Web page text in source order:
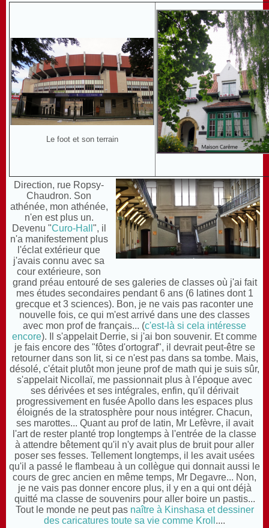
Le foot et son terrain
Direction, rue Ropsy-
Chaudron. Son
athénée, mon athénée,
n'en est plus un.
Devenu "Curo-Hall ", il
n'a manifestement plus
l'éclat extérieur que
j'avais connu avec sa
cour extérieure, son
grand préau entouré de ses galeries de classes où j'ai fait
mes études secondaires pendant 6 ans (6 latines dont 1
grecque et 3 sciences). Bon, je ne vais pas raconter une
nouvelle fois, ce qui m'est arrivé dans une des classes
avec mon prof de français... (c'est-là si cela intéresse
encore). Il s'appelait Derrie, si j'ai bon souvenir. Et comme
je fais encore des "fôtes d'ortograf", il devrait peut-être se
retourner dans son lit, si ce n'est pas dans sa tombe. Mais,
désolé, c'était plutôt mon jeune prof de math qui je suis sûr,
s'appelait Nicollaï, me passionnait plus à l'époque avec
ses dérivées et ses intégrales, enfin, qu'il dérivait
progressivement en fusée Apollo dans les espaces plus
éloignés de la stratosphère pour nous intégrer. Chacun,
ses marottes... Quant au prof de latin, Mr Lefèvre, il avait
l'art de rester planté trop longtemps à l'entrée de la classe
à attendre bêtement qu'il n'y avait plus de bruit pour aller
poser ses fesses. Tellement longtemps, il les avait usées
qu'il a passé le flambeau à un collègue qui donnait aussi le
cours de grec ancien en même temps, Mr Degavre... Non,
je ne vais pas donner encore plus, il y en a qui ont déjà
quitté ma classe de souvenirs pour aller boire un pastis...
Tout le monde ne peut pas naître à Kinshasa et dessiner
des caricatures toute sa vie comme Kroll ....